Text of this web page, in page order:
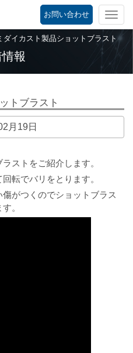
お問い合わせ
ダイカスト製品ショットブラスト
報
トブラスト
月19日
ストをご紹介します。
転でバリをとります。
がつくのでショットブラス
。